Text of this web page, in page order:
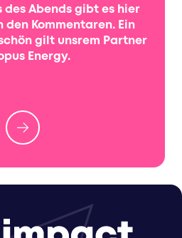
des Abends gibt es hier
den Kommentaren. Ein
gilt unsrem Partner
Energy.